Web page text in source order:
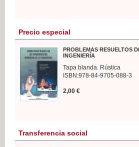
Precio especial
PROBLEMAS RESUELTOS
INGENIERÍA
Tapa blanda. Rústica
ISBN:978-84-9705-088-3
2,00 €
Transferencia social